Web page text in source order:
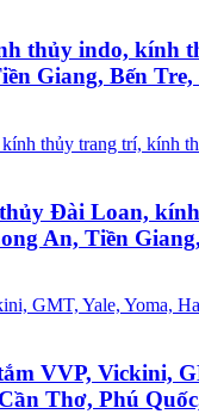
thủy indo, kính
Giang, Bến
Đài Loan,
An, Tiền
VVP, Vickini,
Thơ, Phú